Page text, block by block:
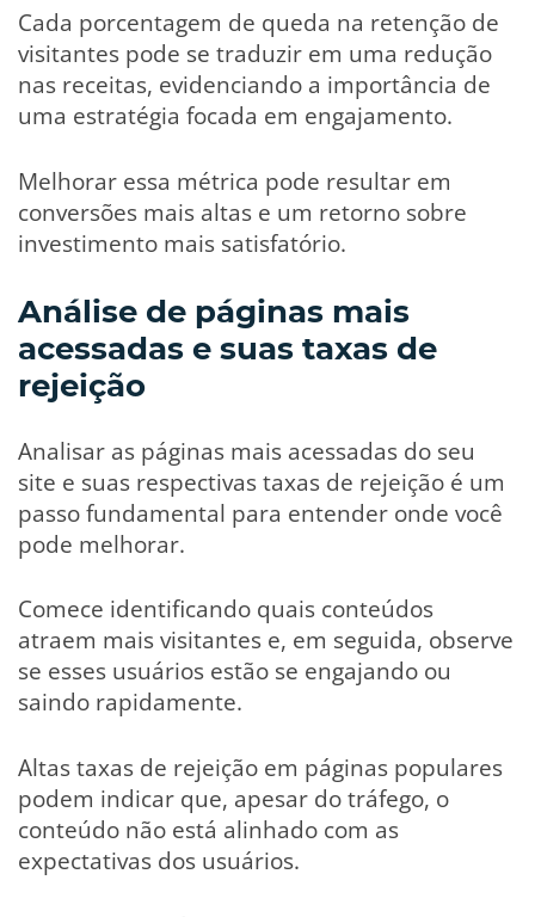
Cada porcentagem de queda na retenção de
visitantes pode se traduzir em uma redução
nas receitas, evidenciando a importância de
uma estratégia focada em engajamento.
Melhorar essa métrica pode resultar em
conversões mais altas e um retorno sobre
investimento mais satisfatório.
Análise de páginas mais
acessadas e suas taxas de
rejeição
Analisar as páginas mais acessadas do seu
site e suas respectivas taxas de rejeição é um
passo fundamental para entender onde você
pode melhorar.
Comece identificando quais conteúdos
atraem mais visitantes e, em seguida, observe
se esses usuários estão se engajando ou
saindo rapidamente.
Altas taxas de rejeição em páginas populares
podem indicar que, apesar do tráfego, o
conteúdo não está alinhado com as
expectativas dos usuários.